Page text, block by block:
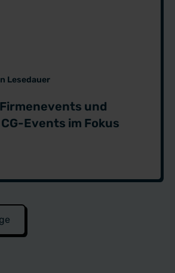
Lesedauer
und
Events im Fokus